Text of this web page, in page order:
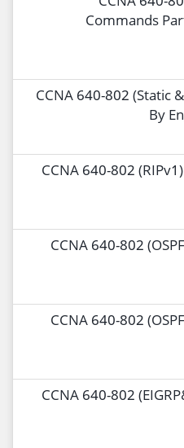
Commands
10-CCNA 640-802
By
11-CCNA 640-802
12-CCNA 640-802
13-CCNA 640-802
14-CCNA 640-802